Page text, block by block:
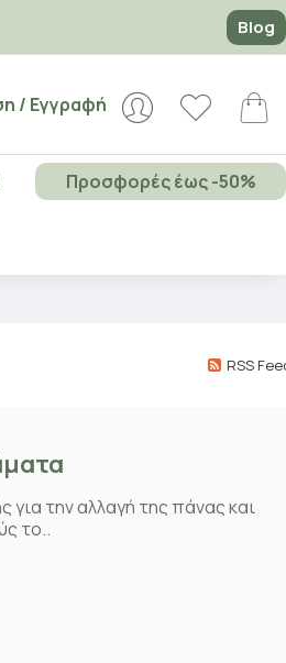
Blog
/ Εγγραφή
Προσφορές έως -50%
RSS
για την αλλαγή της πάνας και
το..